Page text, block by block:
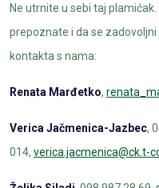
Ne utrnite u sebi taj
prepoznate i da se
kontakta s nama:
Renata Marđetko,
Verica Jačmenica-Jazbec,
014, verica.jacmenica@ck.t-